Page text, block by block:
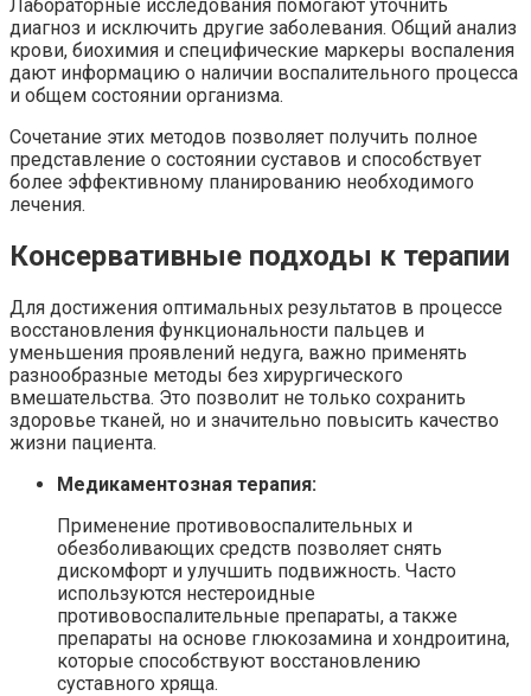
Лабораторные исследования помогают уточнить
диагноз и исключить другие заболевания. Общий анализ
крови, биохимия и специфические маркеры воспаления
дают информацию о наличии воспалительного процесса
и общем состоянии организма.
Сочетание этих методов позволяет получить полное
представление о состоянии суставов и способствует
более эффективному планированию необходимого
лечения.
Консервативные подходы к терапии
Для достижения оптимальных результатов в процессе
восстановления функциональности пальцев и
уменьшения проявлений недуга, важно применять
разнообразные методы без хирургического
вмешательства. Это позволит не только сохранить
здоровье тканей, но и значительно повысить качество
жизни пациента.
Медикаментозная терапия:
Применение противовоспалительных и
обезболивающих средств позволяет снять
дискомфорт и улучшить подвижность. Часто
используются нестероидные
противовоспалительные препараты, а также
препараты на основе глюкозамина и хондроитина,
которые способствуют восстановлению
суставного хряща.